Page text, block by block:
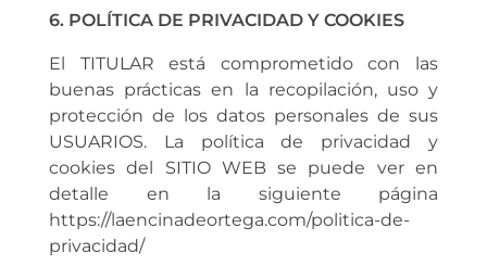
6. POLÍTICA DE PRIVACIDAD Y COOKIES
El TITULAR está comprometido con las
buenas prácticas en la recopilación, uso y
protección de los datos personales de sus
USUARIOS. La política de privacidad y
cookies del SITIO WEB se puede ver en
detalle en la siguiente página
https://laencinadeortega.com/politica-de-
privacidad/